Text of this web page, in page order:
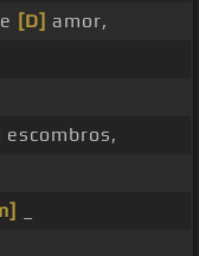
[D] amor,
escombros,